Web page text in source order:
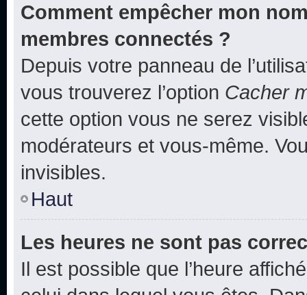
Comment empêcher mon
membres connectés ?
Depuis votre panneau de
vous trouverez l’option Cacher
cette option vous ne serez
modérateurs et vous-même.
invisibles.
Haut
Les heures ne sont pas
Il est possible que l’heure